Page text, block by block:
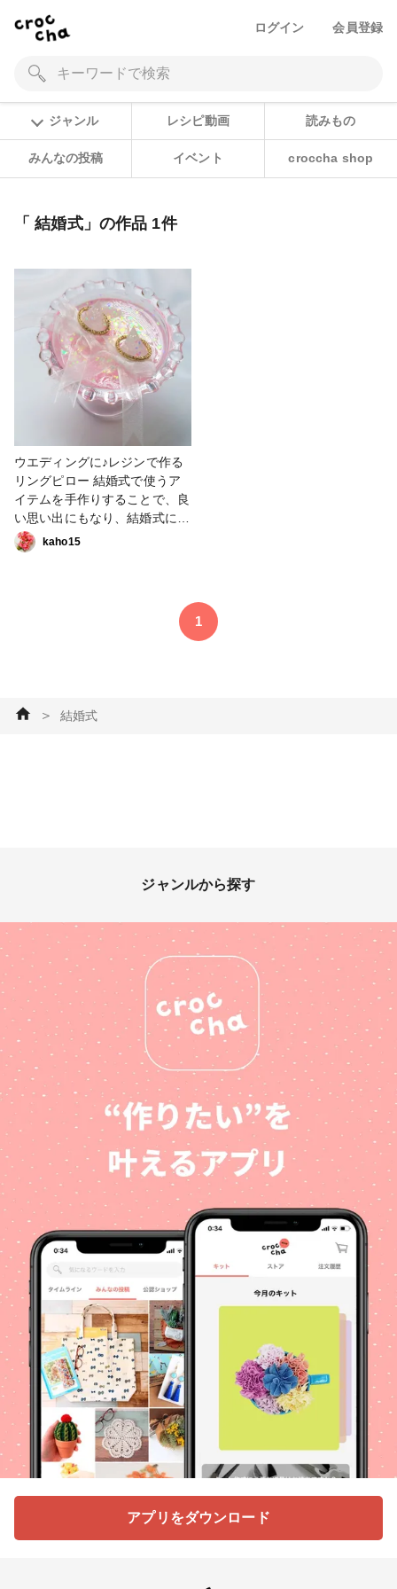
ログイン 会員登録
ジャンル レシピ動画 読みもの
みんなの投稿 イベント croccha shop
「 結婚式」の作品 1件
ウエディングに♪レジンで作る
リングピロー 結婚式で使うア
イテムを手作りすることで、良
い思い出にもなり、結婚式にか
かる高い費用を抑えることもで
きます。中でもリングピロー
のではないでしょうか。 そん
なリングピローを針や糸を使わ
色を変えるだけでイメージも変
わるので、自分だけのリングピ
kaho15
1
＞ 結婚式
ジャンルから探す
アプリをダウンロード